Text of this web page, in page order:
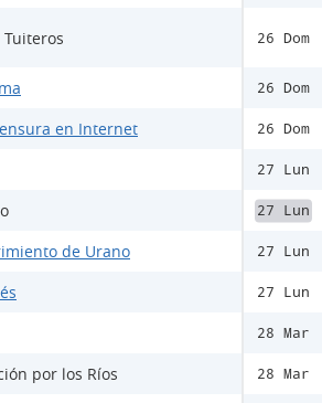
en Internet
de Urano
por los Ríos
26 Dom
26 Dom
26 Dom
27 Lun
27 Lun
27 Lun
27 Lun
28 Mar
28 Mar